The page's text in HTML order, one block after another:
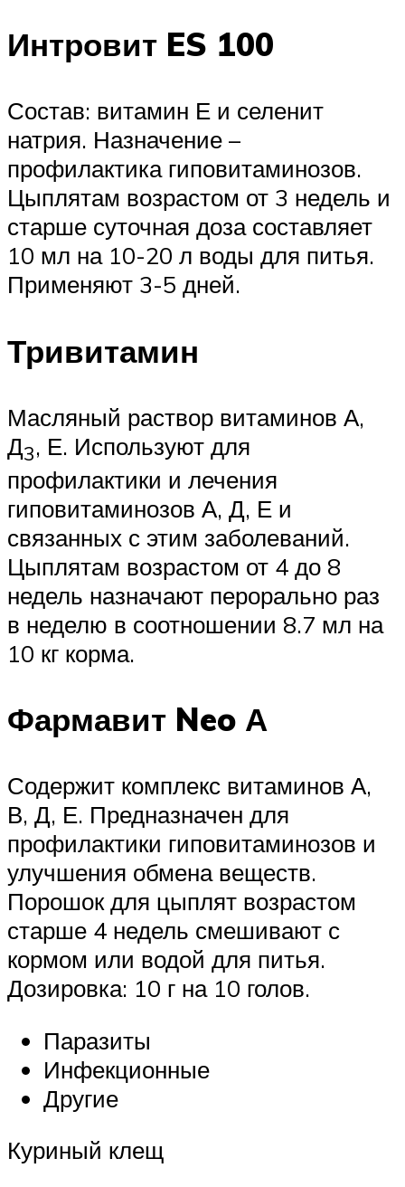
Интровит ES 100
Состав: витамин Е и селенит
натрия. Назначение –
профилактика гиповитаминозов.
Цыплятам возрастом от 3 недель и
старше суточная доза составляет
10 мл на 10-20 л воды для питья.
Применяют 3-5 дней.
Тривитамин
Масляный раствор витаминов А,
Д3, Е. Используют для
профилактики и лечения
гиповитаминозов А, Д, Е и
связанных с этим заболеваний.
Цыплятам возрастом от 4 до 8
недель назначают перорально раз
в неделю в соотношении 8.7 мл на
10 кг корма.
Фармавит Neo А
Содержит комплекс витаминов А,
В, Д, Е. Предназначен для
профилактики гиповитаминозов и
улучшения обмена веществ.
Порошок для цыплят возрастом
старше 4 недель смешивают с
кормом или водой для питья.
Дозировка: 10 г на 10 голов.
Паразиты
Инфекционные
Другие
Куриный клещ